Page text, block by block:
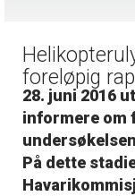
foreløpig
28. juni 2016
informere om
På dette